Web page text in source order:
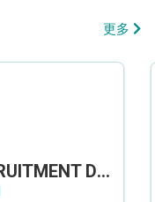
更多
THE REPULSE BAY RECRUITMENT DAY 淺水灣影灣園人才招聘會